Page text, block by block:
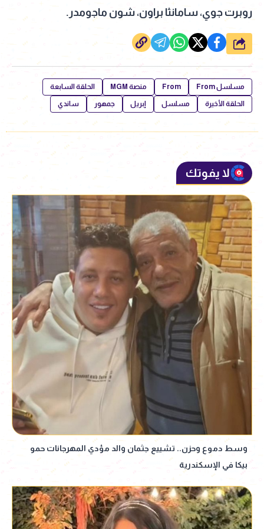
روبرت جوي، سامانثا براون، شون ماجومدر.
شارك
مسلسل From From منصة MGM الحلقة السابعة
الحلقة الأخيرة مسلسل إبريل جمهور ساندي
لا يفوتك
وسط دموع وحزن.. تشييع جثمان والد مؤدي المهرجانات حمو
بيكا في الإسكندرية